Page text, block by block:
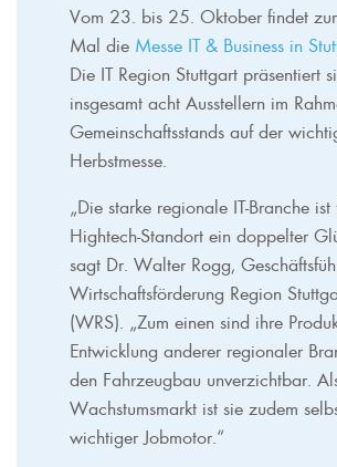
Vom 23. bis 25. Oktober findet
Mal die Messe IT & Business in
Die IT Region Stuttgart präsentiert
insgesamt acht Ausstellern im
Gemeinschaftsstands auf der
Herbstmesse.
„Die starke regionale IT-Branche ist
Hightech-Standort ein doppelter
sagt Dr. Walter Rogg,
Wirtschaftsförderung Region
(WRS). „Zum einen sind ihre
Entwicklung anderer regionaler
den Fahrzeugbau unverzichtbar.
Wachstumsmarkt ist sie zudem
wichtiger Jobmotor.“